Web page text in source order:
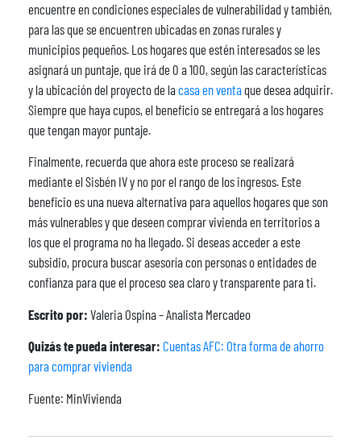
encuentre en condiciones especiales de vulnerabilidad y también,
para las que se encuentren ubicadas en zonas rurales y
municipios pequeños. Los hogares que estén interesados se les
asignará un puntaje, que irá de 0 a 100, según las características
y la ubicación del proyecto de lacasa en ventaque desea adquirir.
Siempre que haya cupos, el beneficio se entregará a los hogares
que tengan mayor puntaje.
Finalmente, recuerda que ahora este proceso se realizará
mediante el Sisbén IV y no por el rango de los ingresos. Este
beneficio es una nueva alternativa para aquellos hogares que son
más vulnerables y que deseen comprar vivienda en territorios a
los que el programa no ha llegado. Si deseas acceder a este
subsidio, procura buscar asesoría con personas o entidades de
confianza para que el proceso sea claro y transparente para ti.
Escrito por: Valeria Ospina – Analista Mercadeo
Quizás te pueda interesar: Cuentas AFC: Otra forma de ahorro
para comprar vivienda
Fuente: MinVivienda